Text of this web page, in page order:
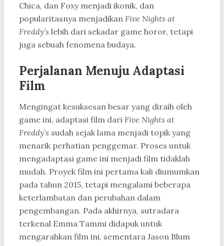
Chica, dan Foxy menjadi ikonik, dan
popularitasnya menjadikan Five Nights at
Freddy’s lebih dari sekadar game horor, tetapi
juga sebuah fenomena budaya.
Perjalanan Menuju Adaptasi
Film
Mengingat kesuksesan besar yang diraih oleh
game ini, adaptasi film dari Five Nights at
Freddy’s sudah sejak lama menjadi topik yang
menarik perhatian penggemar. Proses untuk
mengadaptasi game ini menjadi film tidaklah
mudah. Proyek film ini pertama kali diumumkan
pada tahun 2015, tetapi mengalami beberapa
keterlambatan dan perubahan dalam
pengembangan. Pada akhirnya, sutradara
terkenal Emma Tammi didapuk untuk
mengarahkan film ini, sementara Jason Blum